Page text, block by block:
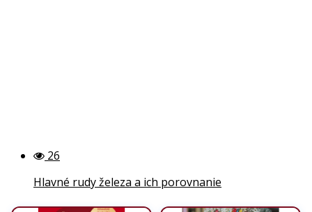
26
Hlavné rudy železa a ich porovnanie